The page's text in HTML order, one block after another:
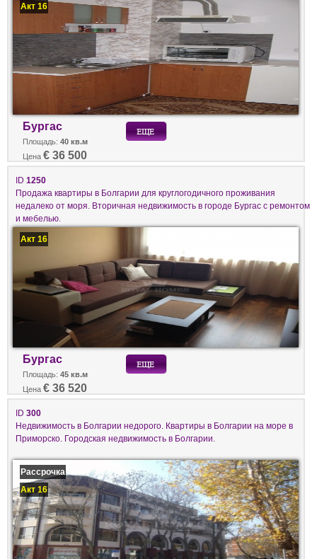
Акт 16
Бургас
Площадь: 40 кв.м
Цена € 36 500
ID 1250
Продажа квартиры в Болгарии для круглогодичного проживания
недалеко от моря. Вторичная недвижимость в городе Бургас с ремонтом
и мебелью.
Акт 16
Бургас
Площадь: 45 кв.м
Цена € 36 520
ID 300
Недвижимость в Болгарии недорого. Квартиры в Болгарии на море в
Приморско. Городская недвижимость в Болгарии.
Рассрочка
Акт 16